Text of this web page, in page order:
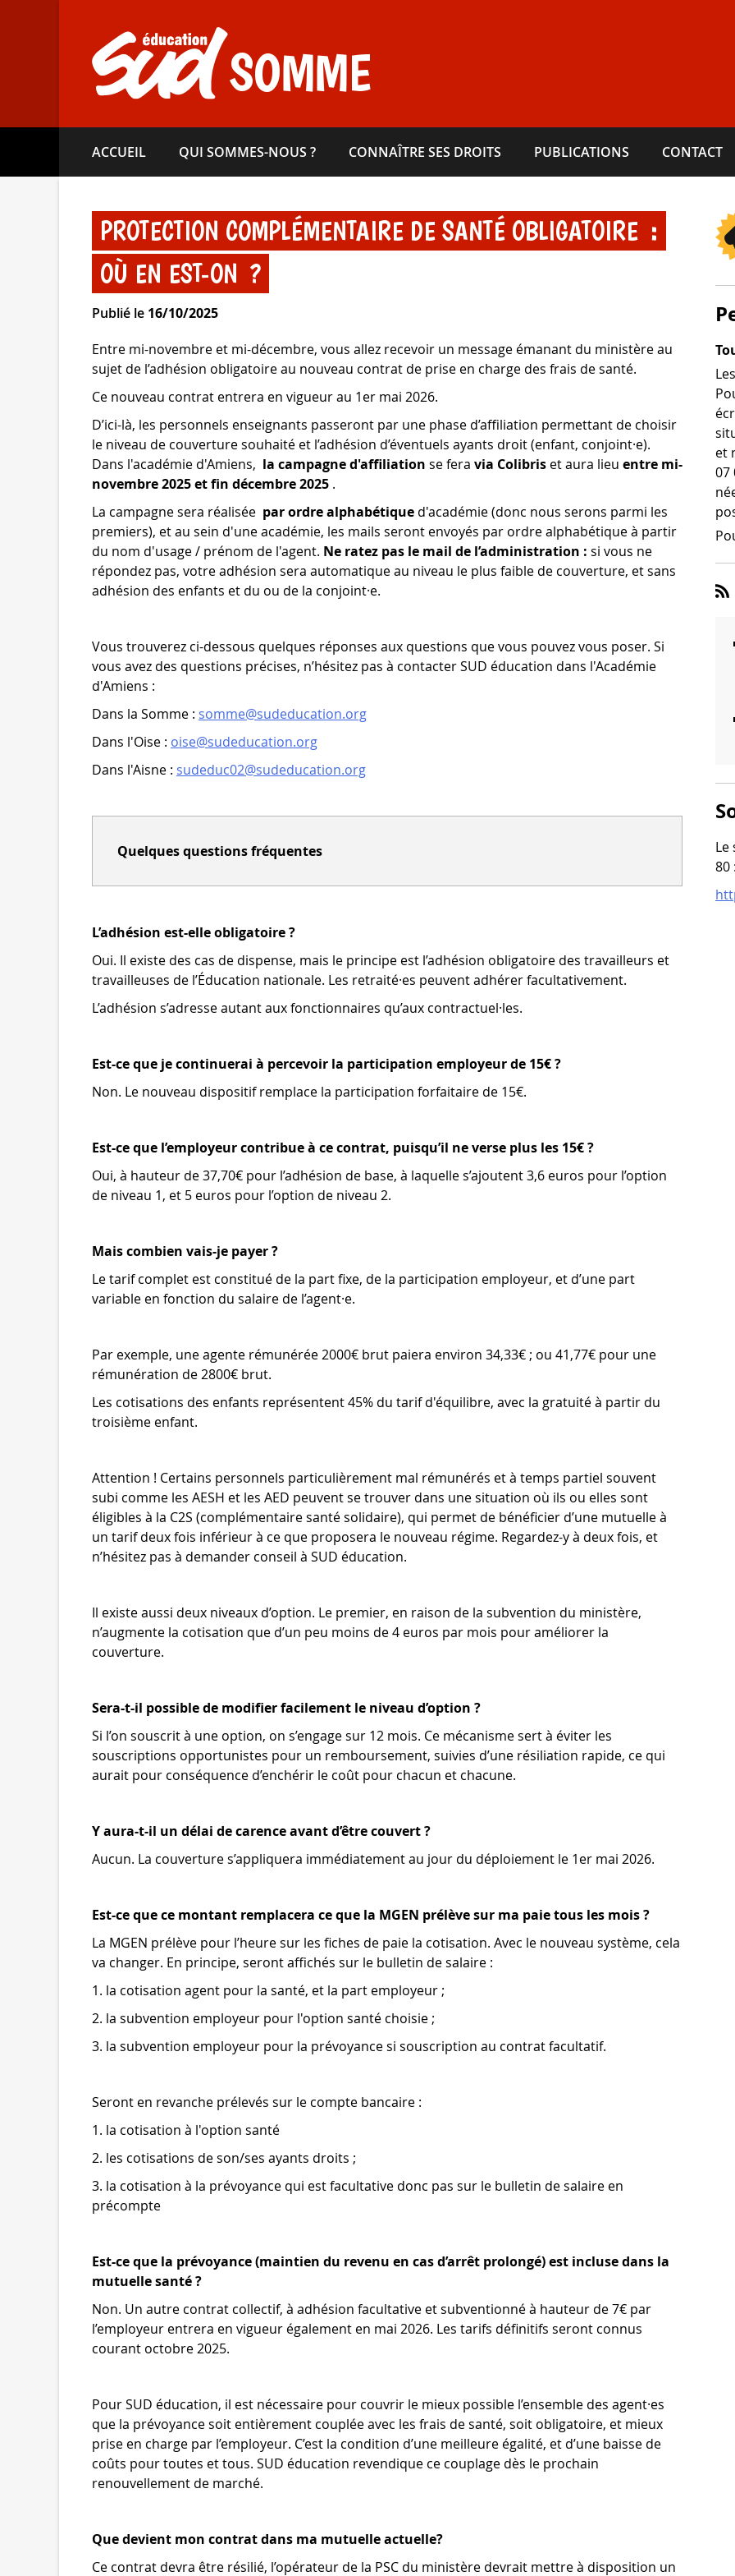
SOMME
ACCUEIL QUI SOMMES-​NOUS ? CONNAÎTRE SES DROITS PUBLICATIONS CONTACT
PROTECTION COMPLÉMENTAIRE DE SANTÉ OBLIGATOIRE :
OÙ EN EST-ON ?
Publié le 16/10/2025
Entre mi-novembre et mi-décembre, vous allez recevoir un message émanant du ministère au
sujet de l’adhésion obligatoire au nouveau contrat de prise en charge des frais de santé.
Ce nouveau contrat entrera en vigueur au 1er mai 2026.
D’ici-là, les personnels enseignants passeront par une phase d’affiliation permettant de choisir
le niveau de couverture souhaité et l’adhésion d’éventuels ayants droit (enfant, conjoint·e).
Dans l'académie d'Amiens, la campagne d'affiliation se fera via Colibris et aura lieu entre mi-
novembre 2025 et fin décembre 2025 .
La campagne sera réalisée par ordre alphabétique d'académie (donc nous serons parmi les
premiers), et au sein d'une académie, les mails seront envoyés par ordre alphabétique à partir
du nom d'usage / prénom de l'agent. Ne ratez pas le mail de l’administration : si vous ne
répondez pas, votre adhésion sera automatique au niveau le plus faible de couverture, et sans
adhésion des enfants et du ou de la conjoint·e.
Vous trouverez ci-dessous quelques réponses aux questions que vous pouvez vous poser. Si
vous avez des questions précises, n’hésitez pas à contacter SUD éducation dans l'Académie
d'Amiens :
Dans la Somme : somme@sudeducation.org
Dans l'Oise : oise@sudeducation.org
Dans l'Aisne : sudeduc02@sudeducation.org
Quelques questions fréquentes
L’adhésion est-elle obligatoire ?
Oui. Il existe des cas de dispense, mais le principe est l’adhésion obligatoire des travailleurs et
travailleuses de l’Éducation nationale. Les retraité·es peuvent adhérer facultativement.
L’adhésion s’adresse autant aux fonctionnaires qu’aux contractuel·les.
Est-ce que je continuerai à percevoir la participation employeur de 15€ ?
Non. Le nouveau dispositif remplace la participation forfaitaire de 15€.
Est-ce que l’employeur contribue à ce contrat, puisqu’il ne verse plus les 15€ ?
Oui, à hauteur de 37,70€ pour l’adhésion de base, à laquelle s’ajoutent 3,6 euros pour l’option
de niveau 1, et 5 euros pour l’option de niveau 2.
Mais combien vais-je payer ?
Le tarif complet est constitué de la part fixe, de la participation employeur, et d’une part
variable en fonction du salaire de l’agent·e.
Par exemple, une agente rémunérée 2000€ brut paiera environ 34,33€ ; ou 41,77€ pour une
rémunération de 2800€ brut.
Les cotisations des enfants représentent 45% du tarif d'équilibre, avec la gratuité à partir du
troisième enfant.
Attention ! Certains personnels particulièrement mal rémunérés et à temps partiel souvent
subi comme les AESH et les AED peuvent se trouver dans une situation où ils ou elles sont
éligibles à la C2S (complémentaire santé solidaire), qui permet de bénéficier d’une mutuelle à
un tarif deux fois inférieur à ce que proposera le nouveau régime. Regardez-y à deux fois, et
n’hésitez pas à demander conseil à SUD éducation.
Il existe aussi deux niveaux d’option. Le premier, en raison de la subvention du ministère,
n’augmente la cotisation que d’un peu moins de 4 euros par mois pour améliorer la
couverture.
Sera-t-il possible de modifier facilement le niveau d’option ?
Si l’on souscrit à une option, on s’engage sur 12 mois. Ce mécanisme sert à éviter les
souscriptions opportunistes pour un remboursement, suivies d’une résiliation rapide, ce qui
aurait pour conséquence d’enchérir le coût pour chacun et chacune.
Y aura-t-il un délai de carence avant d’être couvert ?
Aucun. La couverture s’appliquera immédiatement au jour du déploiement le 1er mai 2026.
Est-ce que ce montant remplacera ce que la MGEN prélève sur ma paie tous les mois ?
La MGEN prélève pour l’heure sur les fiches de paie la cotisation. Avec le nouveau système, cela
va changer. En principe, seront affichés sur le bulletin de salaire :
1. la cotisation agent pour la santé, et la part employeur ;
2. la subvention employeur pour l'option santé choisie ;
3. la subvention employeur pour la prévoyance si souscription au contrat facultatif.
Seront en revanche prélevés sur le compte bancaire :
1. la cotisation à l'option santé
2. les cotisations de son/ses ayants droits ;
3. la cotisation à la prévoyance qui est facultative donc pas sur le bulletin de salaire en
précompte
Est-ce que la prévoyance (maintien du revenu en cas d’arrêt prolongé) est incluse dans la
mutuelle santé ?
Non. Un autre contrat collectif, à adhésion facultative et subventionné à hauteur de 7€ par
l’employeur entrera en vigueur également en mai 2026. Les tarifs définitifs seront connus
courant octobre 2025.
Pour SUD éducation, il est nécessaire pour couvrir le mieux possible l’ensemble des agent·es
que la prévoyance soit entièrement couplée avec les frais de santé, soit obligatoire, et mieux
prise en charge par l’employeur. C’est la condition d’une meilleure égalité, et d’une baisse de
coûts pour toutes et tous. SUD éducation revendique ce couplage dès le prochain
renouvellement de marché.
Que devient mon contrat dans ma mutuelle actuelle?
Ce contrat devra être résilié, l’opérateur de la PSC du ministère devrait mettre à disposition un
et
07
Le
80 :